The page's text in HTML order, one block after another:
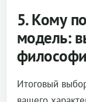
5. Кому
модель:
Итоговый